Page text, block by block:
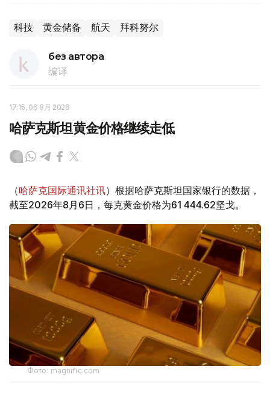
科技 黄金储备 航天 拜科努尔
без автора
编译
17:15, 06 8月 2026
哈萨克斯坦黄金价格继续走低
（哈萨克国际通讯社讯）根据哈萨克斯坦国家银行的数据，
截至2026年8月6日，每克黄金价格为61 444.62坚戈。
Фото: magnific.com